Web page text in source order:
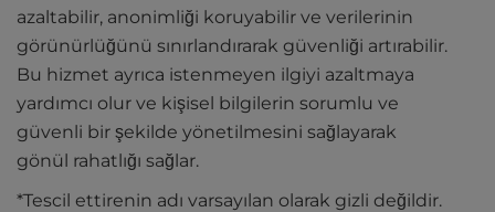
azaltabilir, anonimliği koruyabilir ve verilerinin
görünürlüğünü sınırlandırarak güvenliği artırabilir.
Bu hizmet ayrıca istenmeyen ilgiyi azaltmaya
yardımcı olur ve kişisel bilgilerin sorumlu ve
güvenli bir şekilde yönetilmesini sağlayarak
gönül rahatlığı sağlar.
*Tescil ettirenin adı varsayılan olarak gizli değildir.